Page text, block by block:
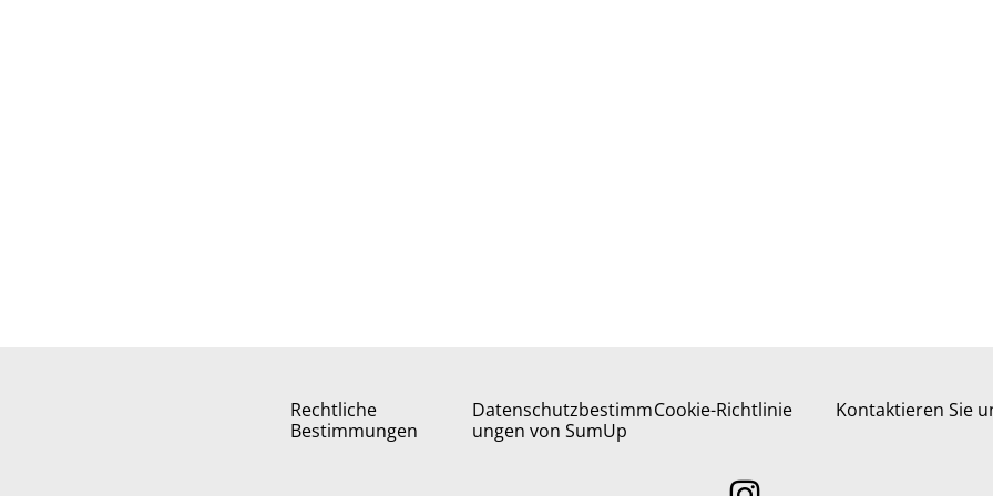
Rechtliche
Bestimmungen
Datenschutzbestimm
ungen von SumUp
Cookie-Richtlinie Kontaktieren Sie